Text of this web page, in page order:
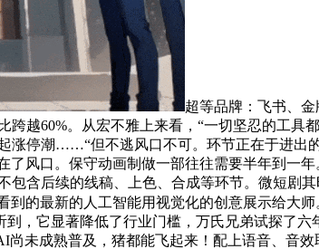
超等品牌：飞书、
越60%。从宏不雅上来看，“一切坚忍的工
涨停潮……“但不逃风口不可。环节正在于进出
风口。保守动画制做一部往往需要半年到一
含后续的线稿、上色、合成等环节。微短剧
的最新的人工智能用视觉化的创意展示给大
，它显著降低了行业门槛，万氏兄弟试探了
未成熟普及，猪都能飞起来！配上语音、音